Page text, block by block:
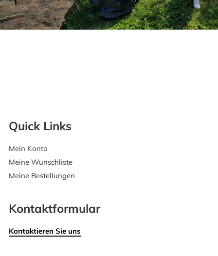
Quick Links
Mein Konto
Meine Wunschliste
Meine Bestellungen
Kontaktformular
Kontaktieren Sie uns